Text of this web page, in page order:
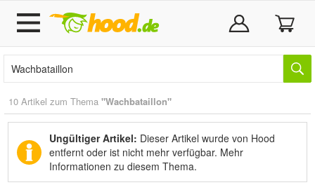
10 Artikel zum Thema "Wachbataillon"
Ungültiger Artikel: Dieser Artikel wurde von Hood
entfernt oder ist nicht mehr verfügbar. Mehr
Informationen zu diesem Thema.